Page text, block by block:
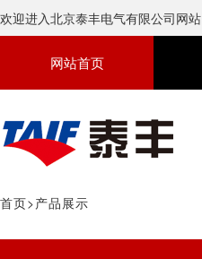
欢迎进入北京泰丰电气有限公司网站
网站首页
首页>产品展示